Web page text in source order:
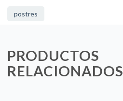
postres
PRODUCTOS
RELACIONADOS